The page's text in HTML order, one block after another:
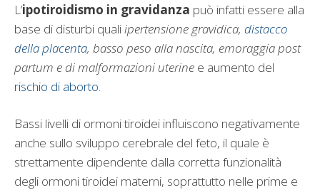
L’ipotiroidismo in gravidanza può infatti essere alla
base di disturbi qualiipertensione gravidica, distacco
della placenta, basso peso alla nascita, emoraggia post
partum e di malformazioni uterine e aumento del
rischio di aborto
Bassi livelli di ormoni tiroidei influiscono negativamente
anche sullo sviluppo cerebrale del feto, il quale è
strettamente dipendente dalla corretta funzionalità
degli ormoni tiroidei materni, soprattutto nelle prime e